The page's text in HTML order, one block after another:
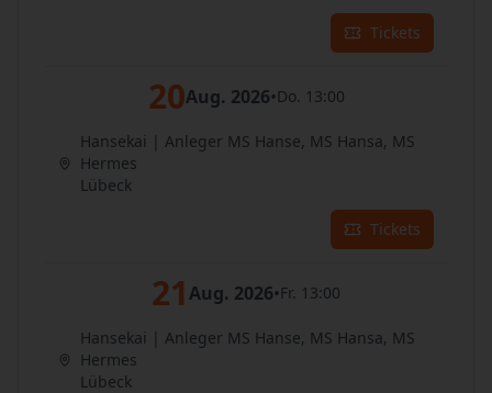
Tickets
20Aug. 2026•Do. 13:00
Hansekai | Anleger MS Hanse, MS Hansa, MS
Hermes
Lübeck
Tickets
21 Aug. 2026•Fr. 13:00
Hansekai | Anleger MS Hanse, MS Hansa, MS
Hermes
Lübeck